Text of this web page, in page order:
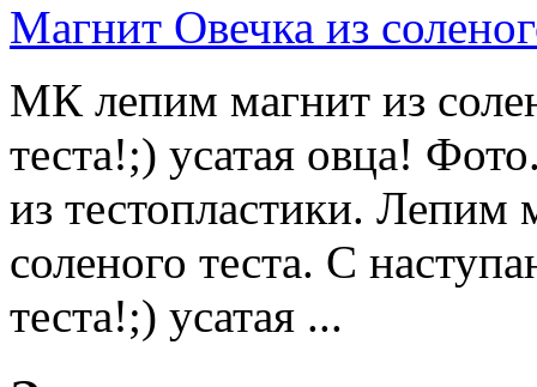
Магнит Овечка из
МК лепим магнит из
теста!;) усатая овца!
из тестопластики.
соленого теста. С
теста!;) усатая ...